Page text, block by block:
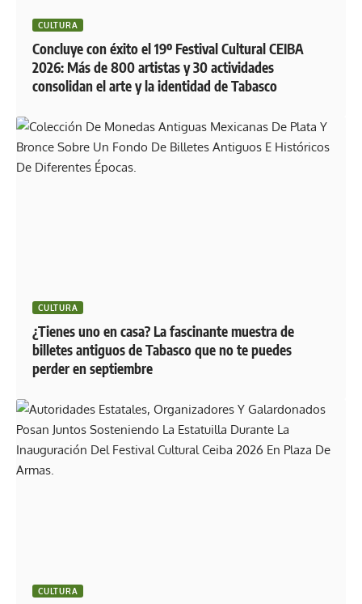
CULTURA
Concluye con éxito el 19º Festival Cultural CEIBA
2026: Más de 800 artistas y 30 actividades
consolidan el arte y la identidad de Tabasco
CULTURA
¿Tienes uno en casa? La fascinante muestra de
billetes antiguos de Tabasco que no te puedes
perder en septiembre
CULTURA